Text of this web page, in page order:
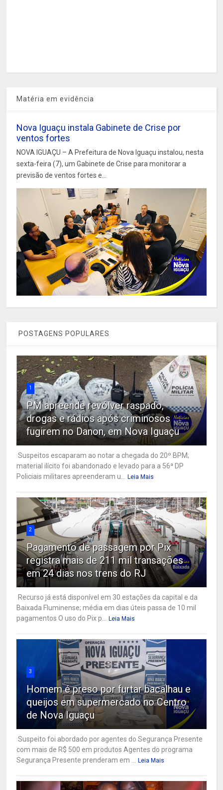
Matéria em evidência
Nova Iguaçu instala Gabinete de Crise por
ventos fortes
NOVA IGUAÇU – A Prefeitura de Nova Iguaçu instalou, nesta
sexta-feira (7), um Gabinete de Crise para monitorar a
previsão de ventos fortes e...
POSTAGENS POPULARES
1
PM apreende revólver raspado,
drogas e rádios após criminosos
fugirem no Danon, em Nova Iguaçu
Suspeitos escaparam ao notar a chegada do 20º BPM;
material ilícito foi abandonado e levado para a 56ª DP
Policiais militares apreenderam u...
Leia Mais
2
Pagamento de passagem por Pix
registra mais de 211 mil transações
em 24 dias nos trens do RJ
Recurso já está disponível em 30 estações da capital e da
Baixada Fluminense; média em dias úteis passa de 10 mil
pagamentos O uso do Pix p...
Leia Mais
3
Homem é preso por furtar bacalhau e
queijos em supermercado no Centro
de Nova Iguaçu
Suspeito foi abordado por agentes do Segurança Presente
com mais de R$ 500 em produtos Agentes do programa
Segurança Presente prenderam em ...
Leia Mais